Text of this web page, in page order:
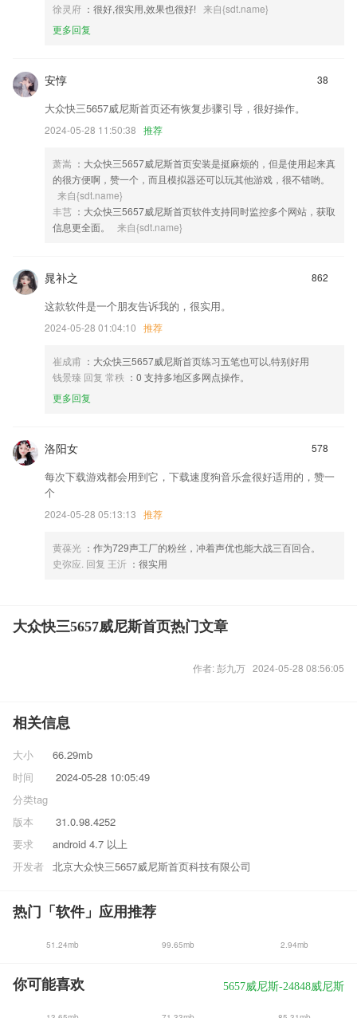
徐灵府 ：很好,很实用,效果也很好! 来自{sdt.name}
更多回复
38
安惇
大众快三5657威尼斯首页还有恢复步骤引导，很好操作。
2024-05-28 11:50:38 推荐
萧嵩 ：大众快三5657威尼斯首页安装是挺麻烦的，但是使用起来真
的很方便啊，赞一个，而且模拟器还可以玩其他游戏，很不错哟。
来自{sdt.name}
丰芑 ：大众快三5657威尼斯首页软件支持同时监控多个网站，获取
信息更全面。
来自{sdt.name}
862
晁补之
这款软件是一个朋友告诉我的，很实用。
2024-05-28 01:04:10 推荐
崔成甫 ：大众快三5657威尼斯首页练习五笔也可以,特别好用
钱景臻 回复 常秩 ：0 支持多地区多网点操作。
更多回复
578
洛阳女
每次下载游戏都会用到它，下载速度狗音乐盒很好适用的，赞一
个
2024-05-28 05:13:13 推荐
黄葆光 ：作为729声工厂的粉丝，冲着声优也能大战三百回合。
史弥应. 回复 王沂 ：很实用
大众快三5657威尼斯首页热门文章
作者: 彭九万 2024-05-28 08:56:05
相关信息
大小
66.29mb
时间
2024-05-28 10:05:49
分类tag
版本
31.0.98.4252
要求
android 4.7 以上
开发者
北京大众快三5657威尼斯首页科技有限公司
热门「软件」应用推荐
51.24mb 99.65mb 2.94mb
你可能喜欢 5657威尼斯-24848威尼斯